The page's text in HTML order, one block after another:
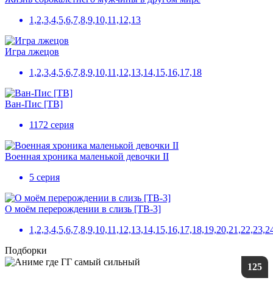
1,2,3,4,5,6,7,8,9,10,11,12,13
Игра лжецов
1,2,3,4,5,6,7,8,9,10,11,12,13,14,15,16,17,18
Ван-Пис [ТВ]
1172 серия
Военная хроника маленькой девочки II
5 серия
О моём перерождении в слизь [ТВ-3]
Подборки
125